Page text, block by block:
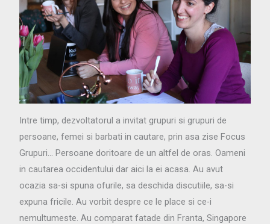
Intre timp, dezvoltatorul a invitat grupuri si grupuri de
persoane, femei si barbati in cautare, prin asa zise Focus
Grupuri… Persoane doritoare de un altfel de oras. Oameni
in cautarea occidentului dar aici la ei acasa. Au avut
ocazia sa-si spuna ofurile, sa deschida discutiile, sa-si
expuna fricile. Au vorbit despre ce le place si ce-i
nemultumeste. Au comparat fatade din Franta, Singapore